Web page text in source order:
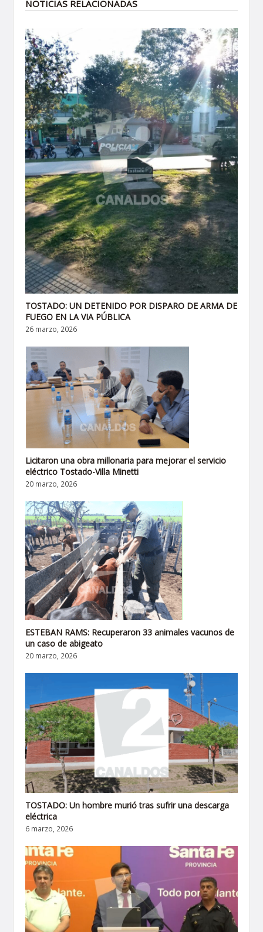
NOTICIAS RELACIONADAS
TOSTADO: UN DETENIDO POR DISPARO DE ARMA DE
FUEGO EN LA VIA PÚBLICA
26 marzo, 2026
Licitaron una obra millonaria para mejorar el servicio
eléctrico Tostado-Villa Minetti
20 marzo, 2026
ESTEBAN RAMS: Recuperaron 33 animales vacunos de
un caso de abigeato
20 marzo, 2026
TOSTADO: Un hombre murió tras sufrir una descarga
eléctrica
6 marzo, 2026